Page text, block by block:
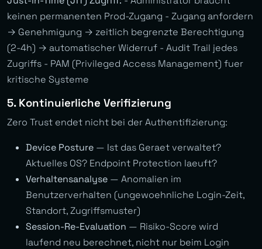
keinen permanenten Prod-Zugang - Zugang anfordern
→ Genehmigung → zeitlich begrenzte Berechtigung
(2-4h) → automatischer Widerruf - Audit Trail jedes
Zugriffs - PAM (Privileged Access Management) fuer
kritische Systeme
5. Kontinuierliche Verifizierung
Zero Trust endet nicht bei der Authentifizierung:
Device Posture — Ist das Geraet verwaltet?
Aktuelles OS? Endpoint Protection laeuft?
Verhaltensanalyse — Anomalien im
Benutzerverhalten (ungewoehnliche Login-Zeit,
Standort, Zugriffsmuster)
Session-Re-Evaluation — Risiko-Score wird
laufend neu berechnet, nicht nur beim Login